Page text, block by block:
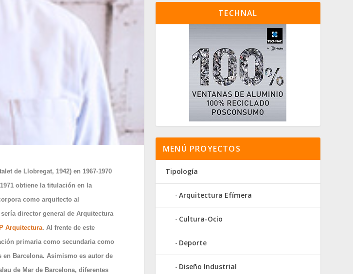
de Llobregat, 1942) en 1967-1970
obtiene la titulación en la
como arquitecto al
director general de Arquitectura
Arquitectura. Al frente de este
primaria como secundaria como
Barcelona. Asimismo es autor de
de Mar de Barcelona, diferentes
TECHNAL
MENÚ PROYECTOS
Tipología
Arquitectura Efímera
Cultura-Ocio
Deporte
Diseño Industrial